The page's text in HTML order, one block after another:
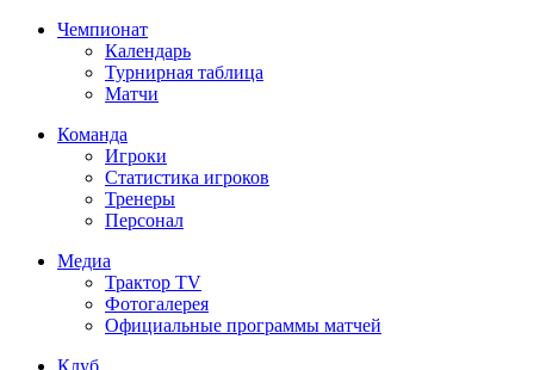
Чемпионат
Календарь
Турнирная таблица
Матчи
Команда
Игроки
Статистика игроков
Тренеры
Персонал
Медиа
Трактор TV
Фотогалерея
Официальные программы матчей
Клуб